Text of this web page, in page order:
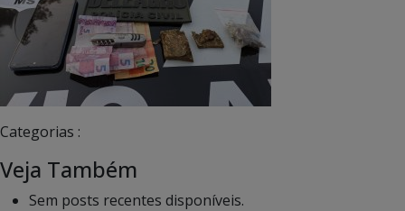
Categorias :
Veja Também
Sem posts recentes disponíveis.